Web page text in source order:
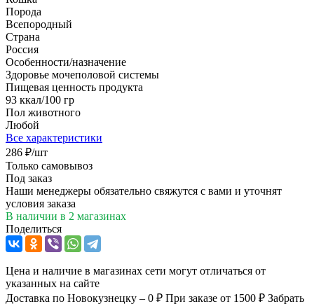
Порода
Всепородный
Страна
Россия
Особенности/назначение
Здоровье мочеполовой системы
Пищевая ценность продукта
93 ккал/100 гр
Пол животного
Любой
Все характеристики
286 ₽/шт
Только самовывоз
Под заказ
Наши менеджеры обязательно свяжутся с вами и уточнят
условия заказа
В наличии в 2 магазинах
Поделиться
Цена и наличие в магазинах сети могут отличаться от
указанных на сайте
Доставка по Новокузнецку – 0 ₽ При заказе от 1500 ₽ Забрать